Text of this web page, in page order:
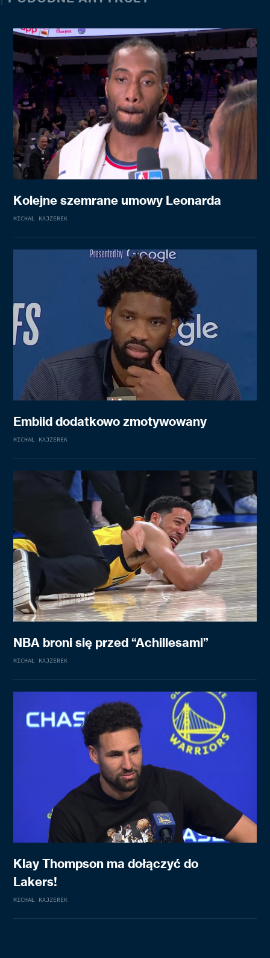
Kolejne szemrane umowy Leonarda
MICHAŁ KAJZEREK
Embiid dodatkowo zmotywowany
MICHAŁ KAJZEREK
NBA broni się przed “Achillesami”
MICHAŁ KAJZEREK
Klay Thompson ma dołączyć do
Lakers!
MICHAŁ KAJZEREK